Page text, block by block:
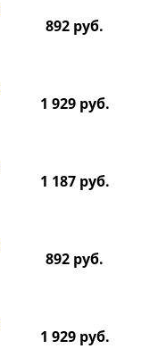
892 руб.
1 929 руб.
1 187 руб.
892 руб.
1 929 руб.